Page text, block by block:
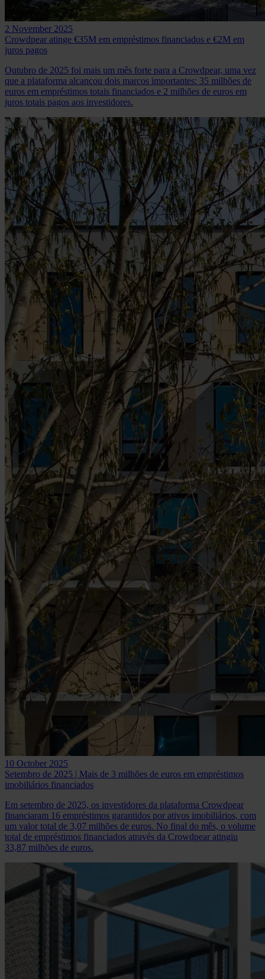
2 November 2025
Crowdpear atinge €35M em empréstimos financiados e €2M em
juros pagos
Outubro de 2025 foi mais um mês forte para a Crowdpear, uma vez
que a plataforma alcançou dois marcos importantes: 35 milhões de
euros em empréstimos totais financiados e 2 milhões de euros em
juros totais pagos aos investidores.
10 October 2025
Setembro de 2025 | Mais de 3 milhões de euros em empréstimos
imobiliários financiados
Em setembro de 2025, os investidores da plataforma Crowdpear
financiaram 16 empréstimos garantidos por ativos imobiliários, com
um valor total de 3,07 milhões de euros. No final do mês, o volume
total de empréstimos financiados através da Crowdpear atingiu
33,87 milhões de euros.